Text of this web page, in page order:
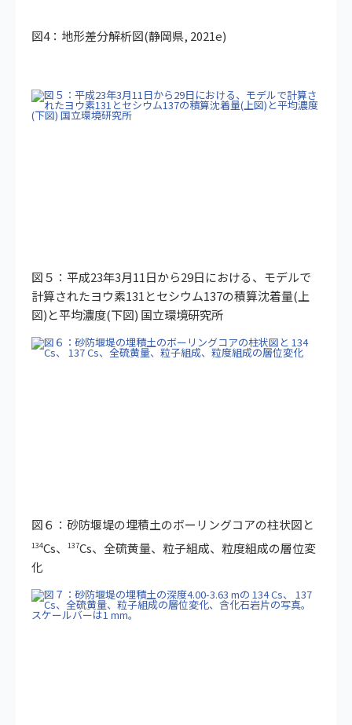
図4：地形差分解析図(静岡県, 2021e)
図５：平成23年3月11日から29日における、モデルで
計算されたヨウ素131とセシウム137の積算沈着量(上
図)と平均濃度(下図) 国立環境研究所
図６：砂防堰堤の埋積土のボーリングコアの柱状図と
134Cs、 137Cs、全硫黄量、粒子組成、粒度組成の層位変
化